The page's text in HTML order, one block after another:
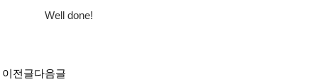
Well done!
이전글다음글